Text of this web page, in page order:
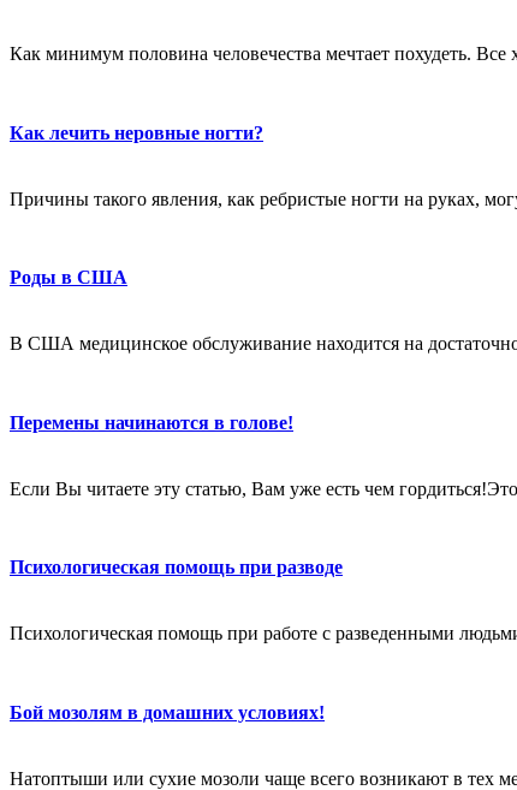
Как минимум половина человечества мечтает похудеть.
Как лечить неровные ногти?
Причины такого явления, как ребристые ногти на руках,
Роды в США
В США медицинское обслуживание находится на
Перемены начинаются в голове!
Если Вы читаете эту статью, Вам уже есть чем
Психологическая помощь при разводе
Психологическая помощь при работе с разведенными
Бой мозолям в домашних условиях!
Натоптыши или сухие мозоли чаще всего возникают в тех